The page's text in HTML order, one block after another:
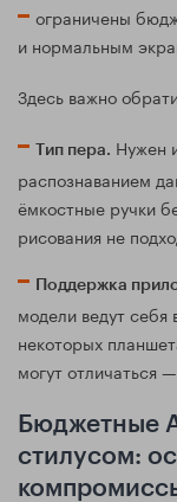
ограничены
и нормальным
Здесь важно
Тип пера. Нужен
распознаванием
ёмкостные ручки
рисования не
Поддержка
модели ведут
некоторых
могут отличаться
Бюджетные
стилусом: